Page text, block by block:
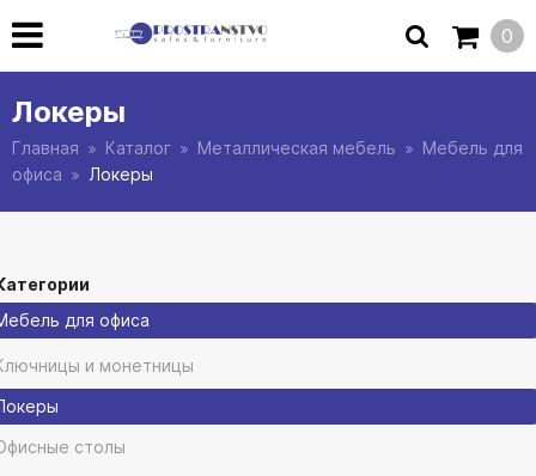
0
Локеры
Главная Каталог Металлическая мебель
Мебель для
офиса
Локеры
для офиса
и монетницы
столы